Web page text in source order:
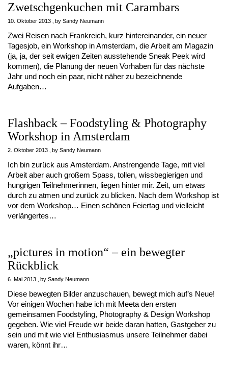
Zwetschgenkuchen mit Carambars
10. Oktober 2013 by Sandy Neumann
Zwei Reisen nach Frankreich, kurz hintereinander, ein neuer
Tagesjob, ein Workshop in Amsterdam, die Arbeit am Magazin
(ja, ja, der seit ewigen Zeiten ausstehende Sneak Peek wird
kommen), die Planung der neuen Vorhaben für das nächste
Jahr und noch ein paar, nicht näher zu bezeichnende
Aufgaben…
Flashback – Foodstyling & Photography
Workshop in Amsterdam
2. Oktober 2013 by Sandy Neumann
Ich bin zurück aus Amsterdam. Anstrengende Tage, mit viel
Arbeit aber auch großem Spass, tollen, wissbegierigen und
hungrigen Teilnehmerinnen, liegen hinter mir. Zeit, um etwas
durch zu atmen und zurück zu blicken. Nach dem Workshop ist
vor dem Workshop… Einen schönen Feiertag und vielleicht
verlängertes…
„pictures in motion“ – ein bewegter
Rückblick
6. Mai 2013 by Sandy Neumann
Diese bewegten Bilder anzuschauen, bewegt mich auf’s Neue!
Vor einigen Wochen habe ich mit Meeta den ersten
gemeinsamen Foodstyling, Photography & Design Workshop
gegeben. Wie viel Freude wir beide daran hatten, Gastgeber zu
sein und mit wie viel Enthusiasmus unsere Teilnehmer dabei
waren, könnt ihr…